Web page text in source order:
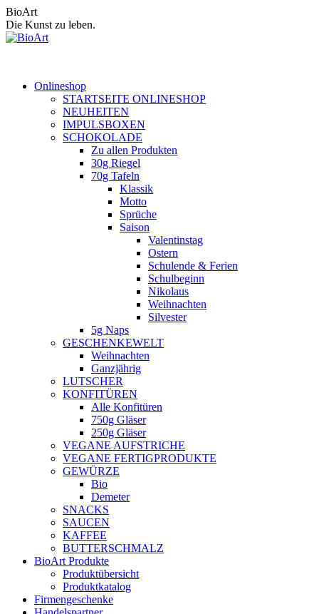
Zum
Inhalt
springen
BioArt
Die Kunst zu leben.
Onlineshop
STARTSEITE ONLINESHOP
NEUHEITEN
IMPULSBOXEN
SCHOKOLADE
Zu allen Produkten
30g Riegel
70g Tafeln
Klassik
Motto
Sprüche
Saison
Valentinstag
Ostern
Schulende & Ferien
Schulbeginn
Nikolaus
Weihnachten
Silvester
5g Naps
GESCHENKEWELT
Weihnachten
Ganzjährig
LUTSCHER
KONFITÜREN
Alle Konfitüren
750g Gläser
250g Gläser
VEGANE AUFSTRICHE
VEGANE FERTIGPRODUKTE
GEWÜRZE
Bio
Demeter
SNACKS
SAUCEN
KAFFEE
BUTTERSCHMALZ
BioArt Produkte
Produktübersicht
Produktkatalog
Firmengeschenke